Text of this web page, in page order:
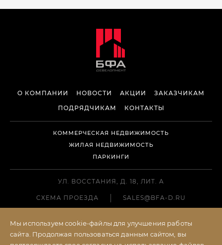
О КОМПАНИИ НОВОСТИ АКЦИИ ЗАКАЗЧИКАМ
ПОДРЯДЧИКАМ КОНТАКТЫ
КОММЕРЧЕСКАЯ НЕДВИЖИМОСТЬ
ЖИЛАЯ НЕДВИЖИМОСТЬ
ПАРКИНГИ
УЛ. ВОССТАНИЯ, Д. 18, ЛИТ. А
СХЕМА ПРОЕЗДА SALES@BFA-D.RU
Мы используем cookie-файлы для улучшения работы
сайта. Продолжая пользоваться данным сайтом, вы